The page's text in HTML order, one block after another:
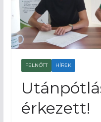
FELNŐTT HÍREK
érkezett!